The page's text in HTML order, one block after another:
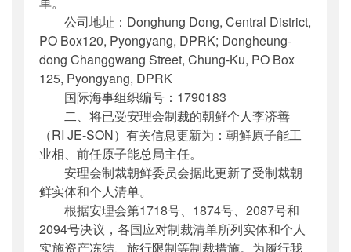
公司地址：Donghung Dong, Central District,
PO Box120, Pyongyang, DPRK; Dongheung-
dong Changgwang Street, Chung-Ku, PO Box
125, Pyongyang, DPRK
国际海事组织编号：1790183
二、将已受安理会制裁的朝鲜个人李济善
（RI JE-SON）有关信息更新为：朝鲜原子能工
业相、前任原子能总局主任。
安理会制裁朝鲜委员会据此更新了受制裁朝
鲜实体和个人清单。
根据安理会第1718号、1874号、2087号和
2094号决议，各国应对制裁清单所列实体和个人
实施资产冻结、旅行限制等制裁措施。为履行我